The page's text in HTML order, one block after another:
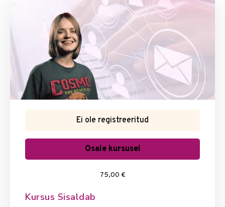
Ei ole registreeritud
Osale kursusel
75,00 €
Kursus Sisaldab